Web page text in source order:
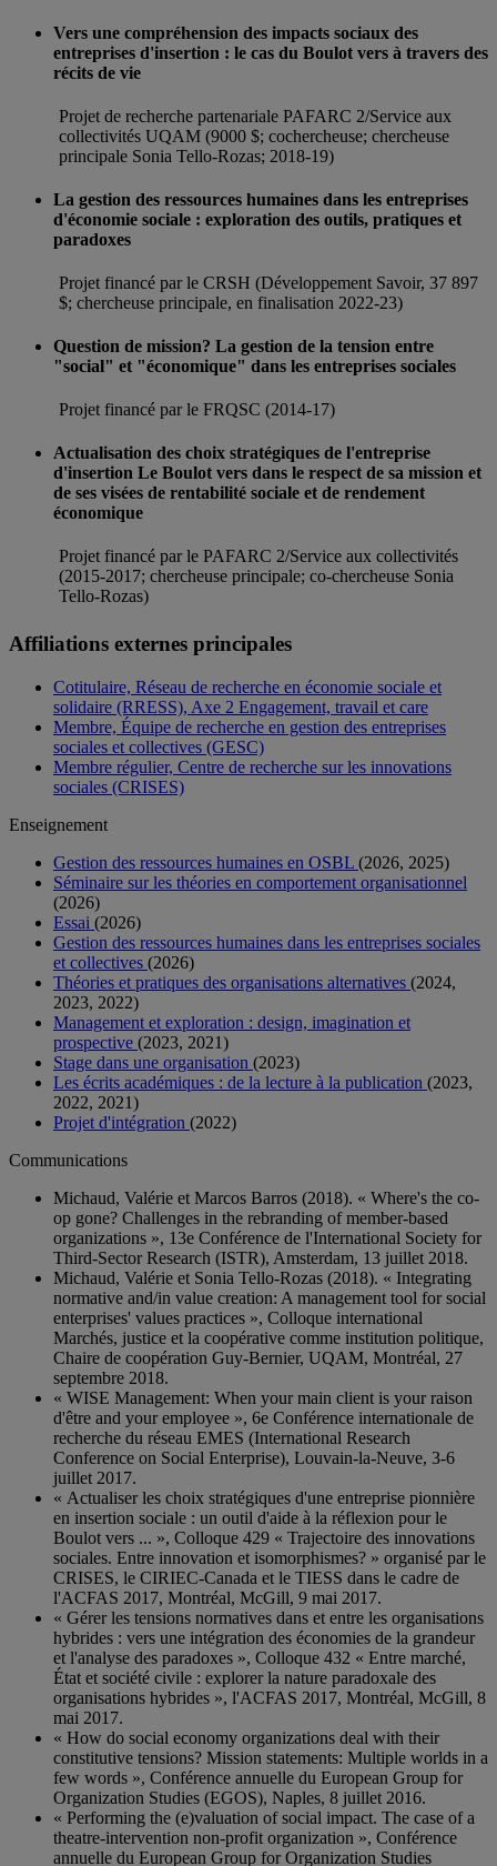
Vers une compréhension des impacts sociaux des
entreprises d'insertion : le cas du Boulot vers à travers des
récits de vie
Projet de recherche partenariale PAFARC 2/Service aux
collectivités UQAM (9000 $; cochercheuse; chercheuse
principale Sonia Tello-Rozas; 2018-19)
La gestion des ressources humaines dans les entreprises
d'économie sociale : exploration des outils, pratiques et
paradoxes
Projet financé par le CRSH (Développement Savoir, 37 897
$; chercheuse principale, en finalisation 2022-23)
Question de mission? La gestion de la tension entre
"social" et "économique" dans les entreprises sociales
Projet financé par le FRQSC (2014-17)
Actualisation des choix stratégiques de l'entreprise
d'insertion Le Boulot vers dans le respect de sa mission et
de ses visées de rentabilité sociale et de rendement
économique
Projet financé par le PAFARC 2/Service aux collectivités
(2015-2017; chercheuse principale; co-chercheuse Sonia
Tello-Rozas)
Affiliations externes principales
Cotitulaire, Réseau de recherche en économie sociale et
solidaire (RRESS), Axe 2 Engagement, travail et care
Membre, Équipe de recherche en gestion des entreprises
sociales et collectives (GESC)
Membre régulier, Centre de recherche sur les innovations
sociales (CRISES)
Enseignement
Gestion des ressources humaines en OSBL (2026, 2025)
Séminaire sur les théories en comportement organisationnel
(2026)
Essai (2026)
Gestion des ressources humaines dans les entreprises sociales
et collectives (2026)
Théories et pratiques des organisations alternatives (2024,
2023, 2022)
Management et exploration : design, imagination et
prospective (2023, 2021)
Stage dans une organisation (2023)
Les écrits académiques : de la lecture à la publication (2023,
2022, 2021)
Projet d'intégration (2022)
Communications
Michaud, Valérie et Marcos Barros (2018). « Where's the co-
op gone? Challenges in the rebranding of member-based
organizations », 13e Conférence de l'International Society for
Third-Sector Research (ISTR), Amsterdam, 13 juillet 2018.
Michaud, Valérie et Sonia Tello-Rozas (2018). « Integrating
normative and/in value creation: A management tool for social
enterprises' values practices », Colloque international
Marchés, justice et la coopérative comme institution politique,
Chaire de coopération Guy-Bernier, UQAM, Montréal, 27
septembre 2018.
« WISE Management: When your main client is your raison
d'être and your employee », 6e Conférence internationale de
recherche du réseau EMES (International Research
Conference on Social Enterprise), Louvain-la-Neuve, 3-6
juillet 2017.
« Actualiser les choix stratégiques d'une entreprise pionnière
en insertion sociale : un outil d'aide à la réflexion pour le
Boulot vers ... », Colloque 429 « Trajectoire des innovations
sociales. Entre innovation et isomorphismes? » organisé par le
CRISES, le CIRIEC-Canada et le TIESS dans le cadre de
l'ACFAS 2017, Montréal, McGill, 9 mai 2017.
« Gérer les tensions normatives dans et entre les organisations
hybrides : vers une intégration des économies de la grandeur
et l'analyse des paradoxes », Colloque 432 « Entre marché,
État et société civile : explorer la nature paradoxale des
organisations hybrides », l'ACFAS 2017, Montréal, McGill, 8
mai 2017.
« How do social economy organizations deal with their
constitutive tensions? Mission statements: Multiple worlds in a
few words », Conférence annuelle du European Group for
Organization Studies (EGOS), Naples, 8 juillet 2016.
« Performing the (e)valuation of social impact. The case of a
theatre-intervention non-profit organization », Conférence
annuelle du European Group for Organization Studies